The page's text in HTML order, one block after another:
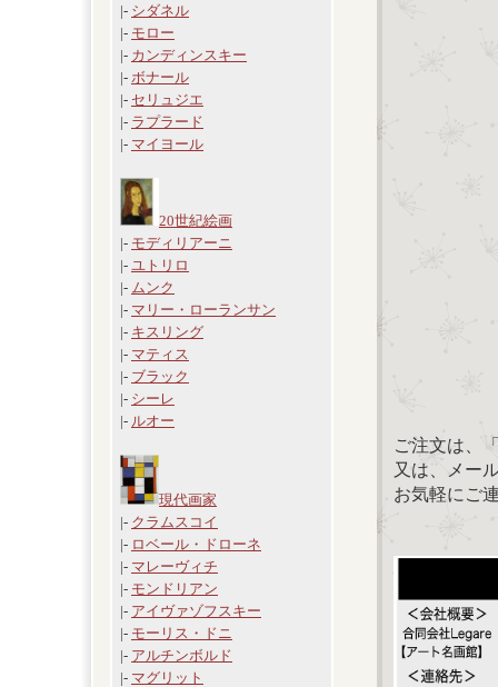
|- シダネル
|- モロー
|- カンディンスキー
|- ボナール
|- セリュジエ
|- ラプラード
|- マイヨール
20世紀絵画
|- モディリアーニ
|- ユトリロ
|- ムンク
|- マリー・ローランサン
|- キスリング
|- マティス
|- ブラック
|- シーレ
|- ルオー
現代画家
|- クラムスコイ
|- ロベール・ドローネ
|- マレーヴィチ
|- モンドリアン
|- アイヴァゾフスキー
|- モーリス・ドニ
|- アルチンボルド
|- マグリット
ご注文は、
又は、メー
お気軽にご